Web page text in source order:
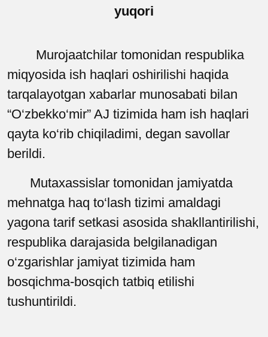
yuqori
Murojaatchilar tomonidan respublika
miqyosida ish haqlari oshirilishi haqida
tarqalayotgan xabarlar munosabati bilan
“O‘zbekko‘mir” AJ tizimida ham ish haqlari
qayta ko‘rib chiqiladimi, degan savollar
berildi.
Mutaxassislar tomonidan jamiyatda
mehnatga haq to‘lash tizimi amaldagi
yagona tarif setkasi asosida shakllantirilishi,
respublika darajasida belgilanadigan
o‘zgarishlar jamiyat tizimida ham
bosqichma-bosqich tatbiq etilishi
tushuntirildi.